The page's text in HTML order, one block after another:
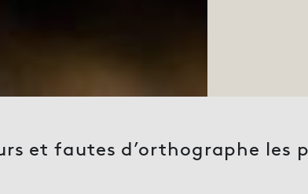
et fautes d’orthographe les